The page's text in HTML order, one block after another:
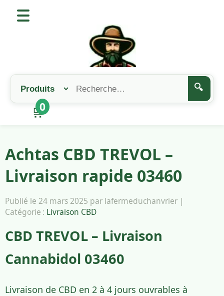
🔍
🛒
0
Achtas CBD TREVOL –
Livraison rapide 03460
Publié le 24 mars 2025 par lafermeduchanvrier |
Catégorie : Livraison CBD
CBD TREVOL – Livraison
Cannabidol 03460
Livraison de CBD en 2 à 4 jours ouvrables à